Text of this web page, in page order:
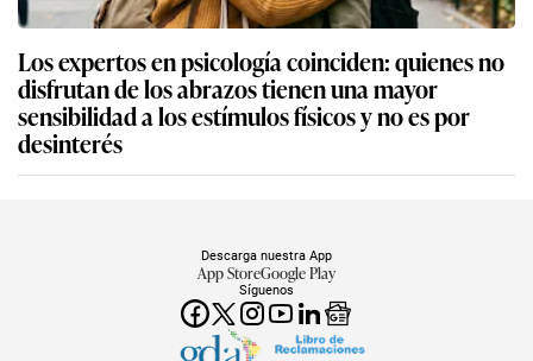
Los expertos en psicología coinciden: quienes no
disfrutan de los abrazos tienen una mayor
sensibilidad a los estímulos físicos y no es por
desinterés
Síguenos
Descarga nuestra App
App StoreGoogle Play